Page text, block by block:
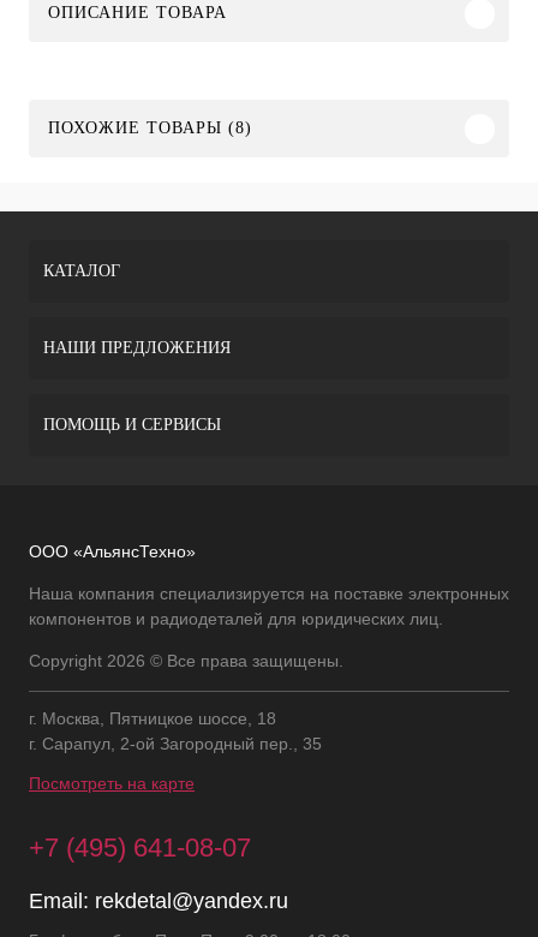
ОПИСАНИЕ ТОВАРА
ПОХОЖИЕ ТОВАРЫ (8)
КАТАЛОГ
НАШИ ПРЕДЛОЖЕНИЯ
ПОМОЩЬ И СЕРВИСЫ
ООО «АльянсТехно»
Наша компания специализируется на поставке электронных
компонентов и радиодеталей для юридических лиц.
Copyright 2026 © Все права защищены.
г. Москва, Пятницкое шоссе, 18
г. Сарапул, 2-ой Загородный пер., 35
Посмотреть на карте
+7 (495) 641-08-07
Email: rekdetal@yandex.ru